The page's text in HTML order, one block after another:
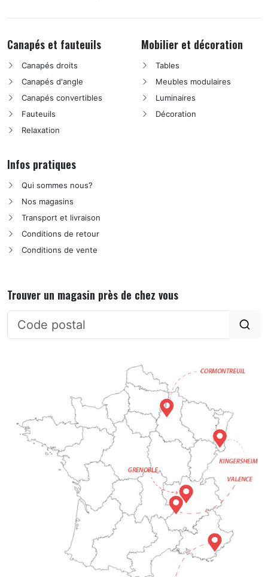
Canapés et fauteuils
Canapés droits
Canapés d'angle
Canapés convertibles
Fauteuils
Relaxation
Mobilier et décoration
Tables
Meubles modulaires
Luminaires
Décoration
Infos pratiques
Qui sommes nous?
Nos magasins
Transport et livraison
Conditions de retour
Conditions de vente
Trouver un magasin près de chez vous